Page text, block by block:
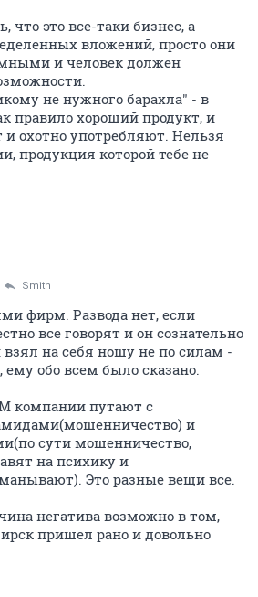
что это все-таки бизнес, а
вложений, просто они
и человек должен
не нужного барахла" - в
правило хороший продукт, и
и охотно употребляют. Нельзя
продукция которой тебе не
Smith
фирм. Развода нет, если
все говорят и он сознательно
на себя ношу не по силам -
ему обо всем было сказано.
компании путают с
и
сути мошенничество,
на психику и
Это разные вещи все.
негатива возможно в том,
пришел рано и довольно